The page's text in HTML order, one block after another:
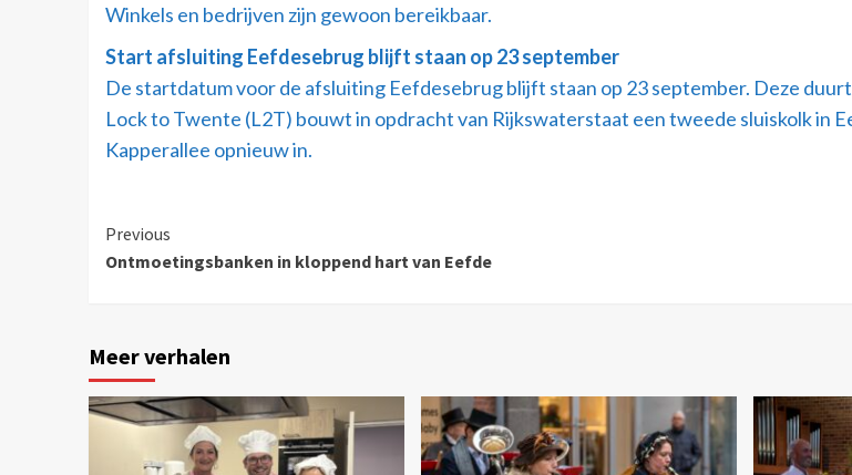
Winkels en bedrijven zijn gewoon bereikbaar.
Start afsluiting Eefdesebrug blijft staan op 23 september
De startdatum voor de afsluiting Eefdesebrug blijft staan op 23 september. Deze
Lock to Twente (L2T) bouwt in opdracht van Rijkswaterstaat een tweede sluiskolk in
Kapperallee opnieuw in.
Previous
Ontmoetingsbanken in kloppend hart van Eefde
Meer verhalen